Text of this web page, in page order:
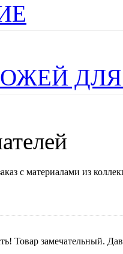
с материалами из
Товар замечательный.